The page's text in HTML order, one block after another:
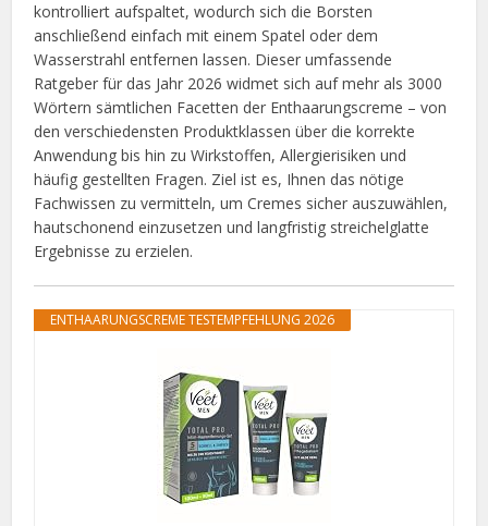
kontrolliert aufspaltet, wodurch sich die Borsten
anschließend einfach mit einem Spatel oder dem
Wasserstrahl entfernen lassen. Dieser umfassende
Ratgeber für das Jahr 2026 widmet sich auf mehr als 3000
Wörtern sämtlichen Facetten der Enthaarungscreme – von
den verschiedensten Produktklassen über die korrekte
Anwendung bis hin zu Wirkstoffen, Allergierisiken und
häufig gestellten Fragen. Ziel ist es, Ihnen das nötige
Fachwissen zu vermitteln, um Cremes sicher auszuwählen,
hautschonend einzusetzen und langfristig streichelglatte
Ergebnisse zu erzielen.
ENTHAARUNGSCREME TESTEMPFEHLUNG 2026